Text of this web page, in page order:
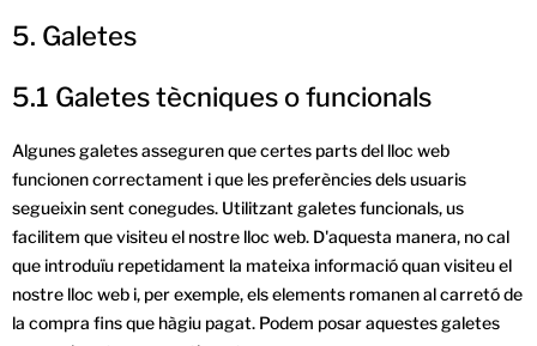
5. Galetes
5.1 Galetes tècniques o funcionals
Algunes galetes asseguren que certes parts del lloc web
funcionen correctament i que les preferències dels usuaris
segueixin sent conegudes. Utilitzant galetes funcionals, us
facilitem que visiteu el nostre lloc web. D'aquesta manera, no cal
que introduïu repetidament la mateixa informació quan visiteu el
nostre lloc web i, per exemple, els elements romanen al carretó de
la compra fins que hàgiu pagat. Podem posar aquestes galetes